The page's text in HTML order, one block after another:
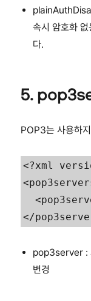
속시 암호화
다.
5.
POP3는 사용하
<?xml
  <pop3server enabled="false"
</
pop3server :
변경